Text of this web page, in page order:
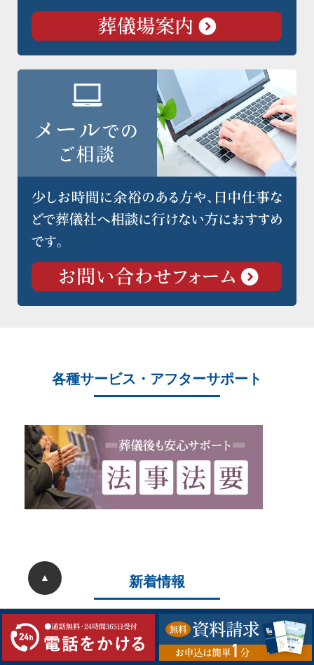
各種サービス・アフターサポート
新着情報
2026/05/22 ことぶき中央斎場 20周年大感謝祭を開催しまし
▲